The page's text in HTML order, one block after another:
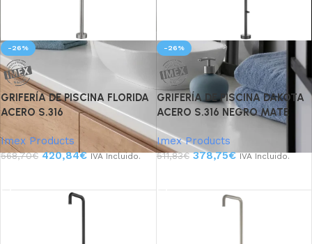
-26%
GRIFERÍA DE PISCINA FLORIDA
ACERO S.316
Imex Products
568,70€ 420,84€ IVA Incluido.
-26%
GRIFERÍA DE PISCINA DAKOTA
ACERO S.316 NEGRO MATE
Imex Products
511,83€ 378,75€ IVA Incluido.